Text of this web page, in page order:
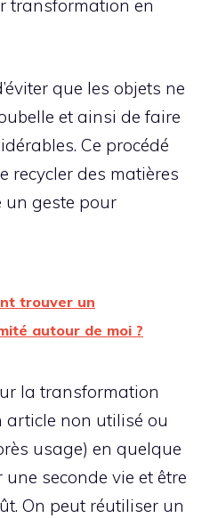
transformation en
que les objets ne
et ainsi de faire
Ce procédé
recycler des matières
un geste pour
trouver un
autour de moi ?
la transformation
article non utilisé ou
usage) en quelque
seconde vie et être
On peut réutiliser un